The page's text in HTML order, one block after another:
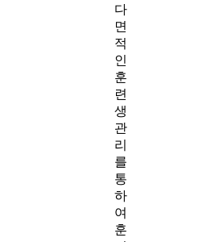
다
면
적
인
훈
련
생
관
리
를
통
하
여
훈